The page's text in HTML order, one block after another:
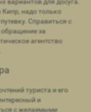
Кипр, надо только
Справиться с
за
агентство
туриста и его
и
с желаемыми